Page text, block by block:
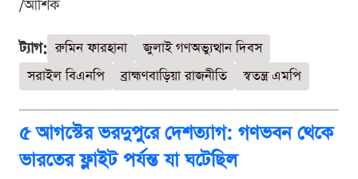
/আশিক
ট্যাগ: রুমিন ফারহানা
জুলাই গণঅভ্যুত্থান দিবস
সরাইল বিএনপি
ব্রাহ্মণবাড়িয়া রাজনীতি স্বতন্ত্র এমপি
৫ আগস্টের ভরদুপুরে দেশত্যাগ: গণভবন থেকে
ভারতের ফ্লাইট পর্যন্ত যা ঘটেছিল